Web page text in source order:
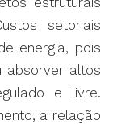
setoriais
energia, pois
absorver altos
e livre.
a relação